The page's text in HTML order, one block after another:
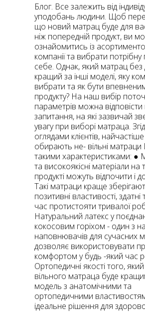
Блог. Все залежить від
уподобань людини. Щоб
що новий матрац буде для
ніж попередній продукт, ви
ознайомитись із
компанії та вибрати
себе. Однак, який матрац
кращий за інші моделі, яку
вибрати та як бути
продукту? На наш вибір
параметрів можна відповісти
запитання, на які зазвичай
увагу при виборі матраца.
оглядами клієнтів,
обирають не- вільні матраци
такими характеристиками: ●
та високоякісні матеріали на
продукті можуть відпочити і
Такі матраци краще
позитивні властивості,
час протистояти тривалої
Натуральний латекс у
кокосовим горіхом - один з
наповнювачів для сучасних
дозволяє використовувати
комфортом у будь -який час
Ортопедичні якості того,
вільного матраца буде
модель з анатомічними та
ортопедичними
ідеальне рішення для